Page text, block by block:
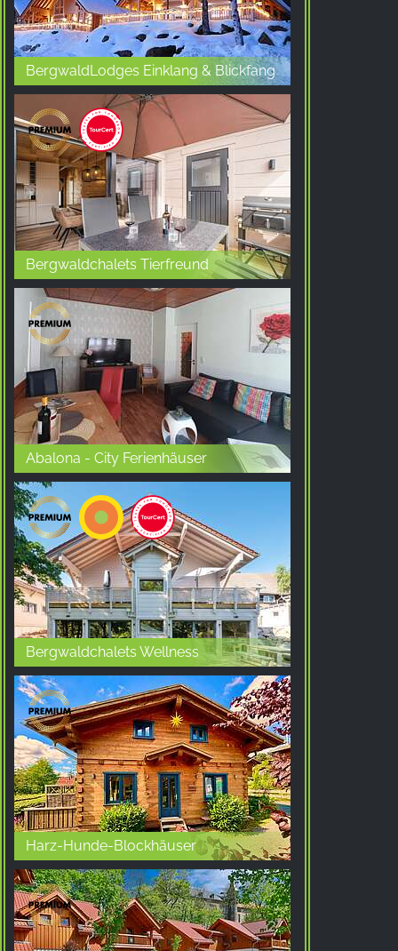
BergwaldLodges Einklang & Blickfang
Bergwaldchalets Tierfreund
Abalona - City Ferienhäuser
Bergwaldchalets Wellness
Harz-Hunde-Blockhäuser
Google LLC
Purpose:
收集关于网站使用的统计数据
Cookie duration:
24小时 - 2年